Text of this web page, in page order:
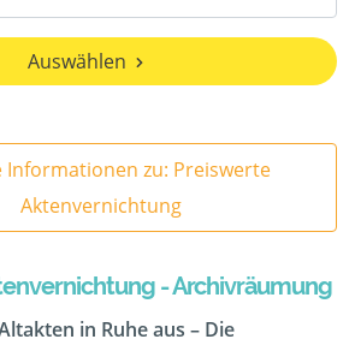
Auswählen
Informationen zu: Preiswerte
Aktenvernichtung
- Archivräumung
in Ruhe aus – Die